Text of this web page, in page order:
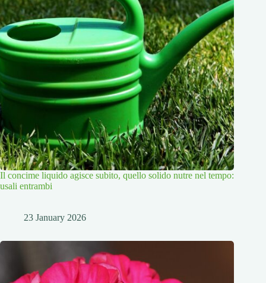
Il concime liquido agisce subito, quello solido nutre nel tempo:
usali entrambi
23 January 2026